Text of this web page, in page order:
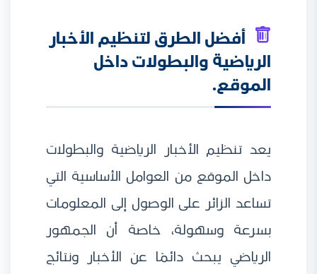
أفضل الطرق لتنظيم الأخبار
الرياضية والبطولات داخل
الموقع.
يعد تنظيم الأخبار الرياضية والبطولات
داخل الموقع من العوامل الأساسية التي
تساعد الزائر على الوصول إلى المعلومات
بسرعة وسهولة، خاصة أن الجمهور
الرياضي يبحث دائمًا عن الأخبار ونتائج